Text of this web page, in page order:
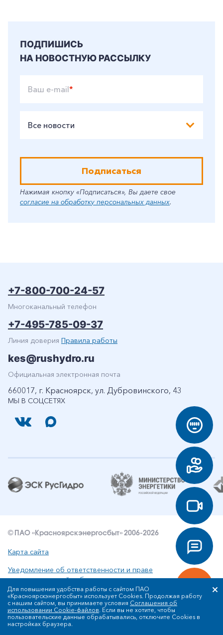
ПОДПИШИСЬ
НА НОВОСТНУЮ РАССЫЛКУ
Ваш e-mail*
Все новости
Подписаться
Нажимая кнопку «Подписаться», Вы даете свое
согласие на обработку персональных данных.
МЫ В СОЦСЕТЯХ
+7-800-700-24-57
Многоканальный телефон
+7-495-785-09-37
Линия доверия Правила работы
kes@rushydro.ru
Официальная электронная почта
660017, г. Красноярск, ул. Дубровинского, 43
© ПАО «Красноярскэнергосбыт» 2006-2026
Карта сайта
Уведомление об ответственности и праве
интеллектуальной собственности
Политика ПАО «Красноярскэнергосбыт» в отношении
обработки персональных данных
Для повышения удобства работы с сайтом ПАО
«Красноярскэнергосбыт» использует Cookies. Продолжая работу
с нашим сайтом, вы принимаете условия Соглашения об
использовании Cookie-файлов. Если вы не хотите, чтобы
пользовательские данные обрабатывались, отключите Cookies в
настройках браузера.